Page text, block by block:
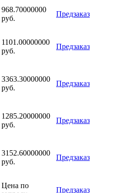
968.70000000
руб.
Предзаказ
1101.00000000
руб.
Предзаказ
3363.30000000
руб.
Предзаказ
1285.20000000
руб.
Предзаказ
3152.60000000
руб.
Предзаказ
Цена по
Предзаказ